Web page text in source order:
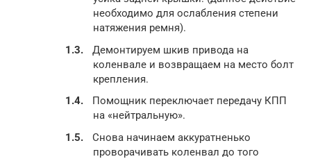
необходимо для ослабления степени
натяжения ремня).
Демонтируем шкив привода на
коленвале и возвращаем на место болт
крепления.
Помощник переключает передачу КПП
на «нейтральную».
Снова начинаем аккуратненько
проворачивать коленвал до того